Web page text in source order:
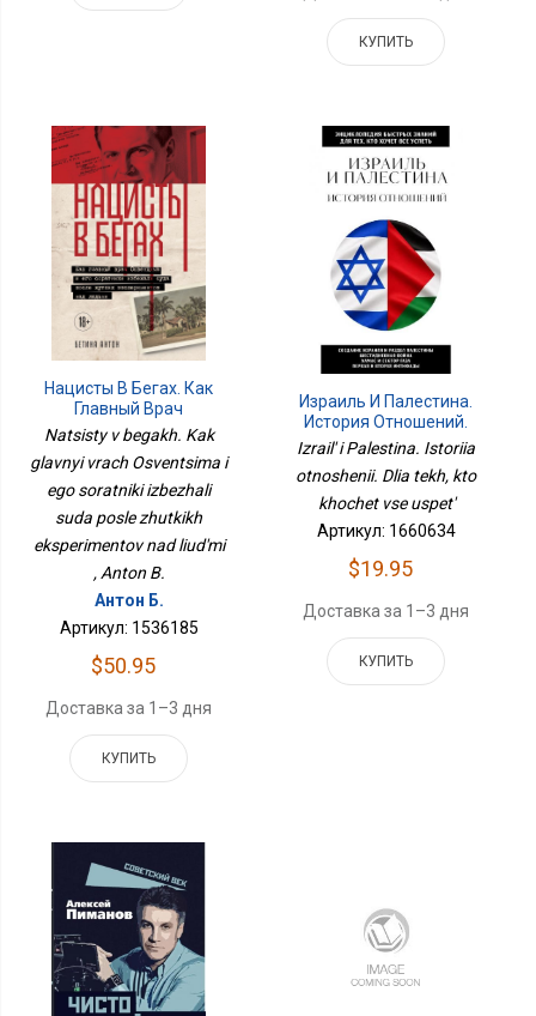
КУПИТЬ
Нацисты В Бегах. Как
Главный Врач
Освенцима И Его
Соратники Избежали
Суда После Жутких
Экспериментов Над
Людьми
Natsisty v begakh. Kak
glavnyi vrach Osventsima i
ego soratniki izbezhali
suda posle zhutkikh
eksperimentov nad liud'mi
, Anton B.
Антон Б.
Артикул: 1536185
$50.95
Доставка за 1–3 дня
КУПИТЬ
Израиль И Палестина.
История Отношений.
Для Тех, Кто Хочет Все
Izrail' i Palestina. Istoriia
otnoshenii. Dlia tekh, kto
khochet vse uspet'
Артикул: 1660634
$19.95
Доставка за 1–3 дня
КУПИТЬ